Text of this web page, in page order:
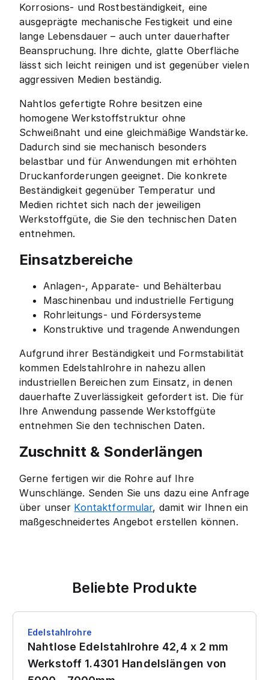
Korrosions- und Rostbeständigkeit, eine
ausgeprägte mechanische Festigkeit und eine
lange Lebensdauer – auch unter dauerhafter
Beanspruchung. Ihre dichte, glatte Oberfläche
lässt sich leicht reinigen und ist gegenüber vielen
aggressiven Medien beständig.
Nahtlos gefertigte Rohre besitzen eine
homogene Werkstoffstruktur ohne
Schweißnaht und eine gleichmäßige Wandstärke.
Dadurch sind sie mechanisch besonders
belastbar und für Anwendungen mit erhöhten
Druckanforderungen geeignet. Die konkrete
Beständigkeit gegenüber Temperatur und
Medien richtet sich nach der jeweiligen
Werkstoffgüte, die Sie den technischen Daten
entnehmen.
Einsatzbereiche
Anlagen-, Apparate- und Behälterbau
Maschinenbau und industrielle Fertigung
Rohrleitungs- und Fördersysteme
Konstruktive und tragende Anwendungen
Aufgrund ihrer Beständigkeit und Formstabilität
kommen Edelstahlrohre in nahezu allen
industriellen Bereichen zum Einsatz, in denen
dauerhafte Zuverlässigkeit gefordert ist. Die für
Ihre Anwendung passende Werkstoffgüte
entnehmen Sie den technischen Daten.
Zuschnitt & Sonderlängen
Gerne fertigen wir die Rohre auf Ihre
Wunschlänge. Senden Sie uns dazu eine Anfrage
über unser Kontaktformular, damit wir Ihnen ein
maßgeschneidertes Angebot erstellen können.
Beliebte Produkte
Edelstahlrohre
Nahtlose Edelstahlrohre 42,4 x 2 mm
Werkstoff 1.4301 Handelslängen von